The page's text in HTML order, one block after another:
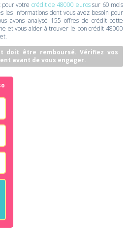
votre crédit de 48000 eurossur 60 mois
les informations dont vous avez besoin pour
avons analysé 155 offres de crédit cette
et vous aider à trouver le bon crédit 48000
doit être remboursé. Vérifiez vos
avant de vous engager.